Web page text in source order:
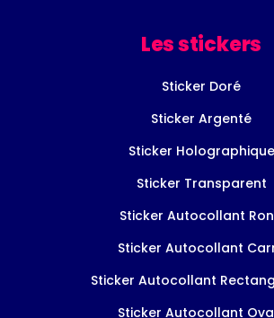
Les stickers
Sticker Doré
Sticker Argenté
Sticker Holographique
Sticker Transparent
Sticker Autocollant
Sticker Autocollant
Sticker Autocollant
Sticker Autocollant